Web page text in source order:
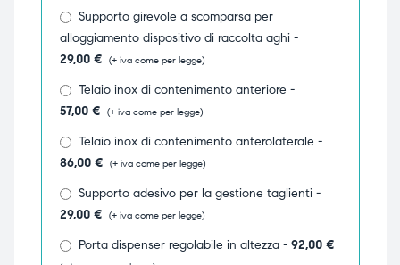
Supporto girevole a scomparsa per
alloggiamento dispositivo di raccolta aghi -
29,00 € (+ iva come per legge)
Telaio inox di contenimento anteriore -
57,00 € (+ iva come per legge)
Telaio inox di contenimento anterolaterale -
86,00 € (+ iva come per legge)
Supporto adesivo per la gestione taglienti -
29,00 € (+ iva come per legge)
Porta dispenser regolabile in altezza - 92,00 €